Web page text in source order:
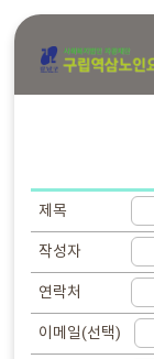
제목
작성자
연락처
이메일(선택)